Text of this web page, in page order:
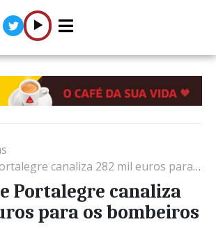
canaliza 282 mil euros para os bombeiros
Portalegre canaliza
para os bombeiros